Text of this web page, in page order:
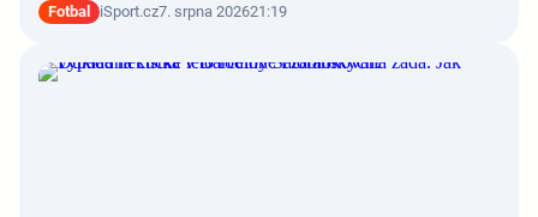
Fotbal iSport.cz7. srpna 202621:19